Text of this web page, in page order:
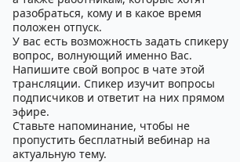
разобраться, кому и в какое время
положен отпуск.
У вас есть возможность задать спикеру
вопрос, волнующий именно Вас.
Напишите свой вопрос в чате этой
трансляции. Спикер изучит вопросы
подписчиков и ответит на них прямом
эфире.
Ставьте напоминание, чтобы не
пропустить бесплатный вебинар на
актуальную тему.